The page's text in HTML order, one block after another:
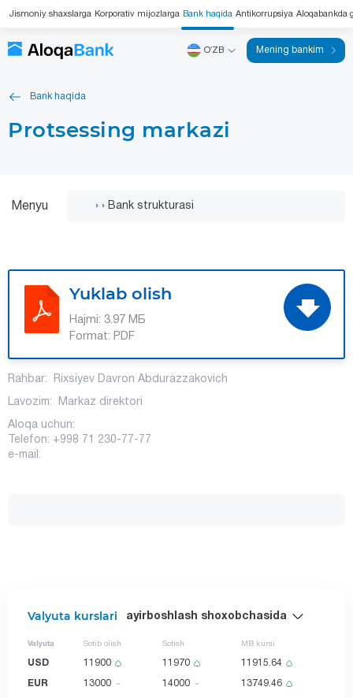
Jismoniy shaxslarga Korporativ mijozlarga Bank haqida Antikorrupsiya Aloqabankda
OʻZB Mening bankim
Bank haqida
Protsessing markazi
Menyu
Yuklab olish
Hajmi: 3.97 МБ
Format: PDF
Rahbar: Rixsiyev Davron Abdurazzakovich
Lavozim: Markaz direktori
Aloqa uchun:
Telefon: +998 71 230-77-77
e-mail:
Valyuta kurslari ayirboshlash shoxobchasida
Valyuta Sotib olish Sotish MB kursi
USD 11900 11970 11915.64
EUR 13000 14000 13749.46